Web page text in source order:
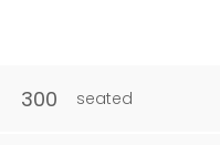
300 seated